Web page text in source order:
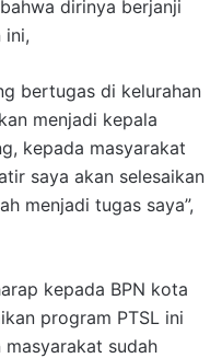
dirinya berjanji
ini,
bertugas di kelurahan
menjadi kepala
kepada masyarakat
saya akan selesaikan
menjadi tugas saya”,
kepada BPN kota
program PTSL ini
masyarakat sudah